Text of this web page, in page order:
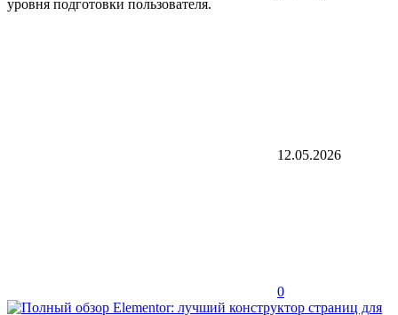
уровня подготовки пользователя.
12.05.2026
0